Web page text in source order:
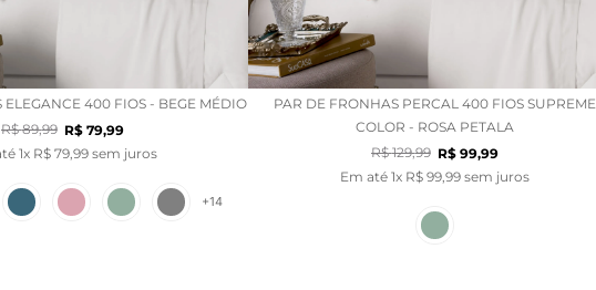
ELEGANCE 400 FIOS - BEGE MÉDIO
R$ 89,99 R$ 79,99
1x R$ 79, 99sem juros
+14
PAR DE FRONHAS PERCAL 400 FIOS SUPREME
COLOR - ROSA PETALA
R$ 129,99 R$ 99,99
Em até 1x R$ 99, 99sem juros